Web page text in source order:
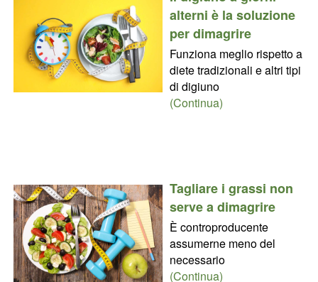
alterni è la soluzione
per dimagrire
Funziona meglio rispetto a
diete tradizionali e altri tipi
di digiuno
(Continua)
Tagliare i grassi non
serve a dimagrire
È controproducente
assumerne meno del
necessario
(Continua)